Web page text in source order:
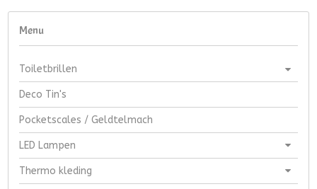
Menu
Toiletbrillen
Deco Tin's
Pocketscales / Geldtelmach
LED Lampen
Thermo kleding